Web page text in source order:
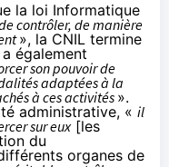
la loi Informatique
contrôler, de manière
», la CNIL termine
également
son pouvoir de
adaptées à la
à ces activités ».
administrative, « il
sur eux[les
du
organes de